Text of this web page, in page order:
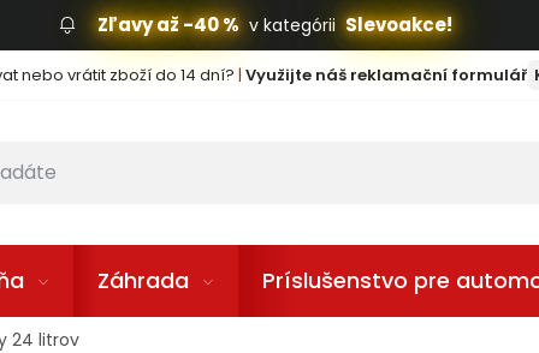
Zľavy až -40 % v kategórii Slevoakce!
nebo vrátit zboží do 14 dní? | Využijte náš reklamační formulář
Záhrada Príslušenstvo pre
24 litrov